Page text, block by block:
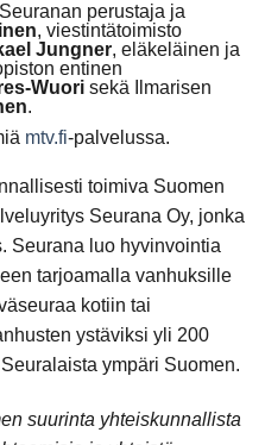
perustaja ja
, viestintätoimisto
Jungner, eläkeläinen ja
entinen
Wuorisekä Ilmarisen
.
mtv.fi-palvelussa.
toimiva Suomen
Seurana Oy, jonka
Seurana luo hyvinvointia
tarjoamalla vanhuksille
kotiin tai
ystäviksi yli 200
ympäri Suomen.
suurinta yhteiskunnallista